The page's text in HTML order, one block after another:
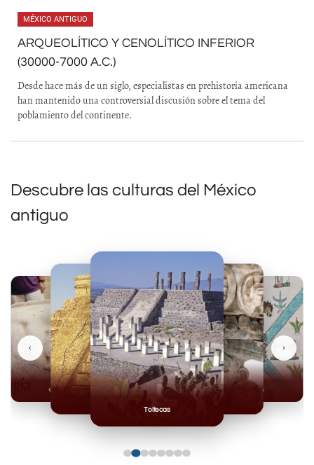
MÉXICO ANTIGUO
ARQUEOLÍTICO Y CENOLÍTICO INFERIOR
(30000-7000 A.C.)
Desde hace más de un siglo, especialistas en prehistoria americana
han mantenido una controversial discusión sobre el tema del
poblamiento del continente.
Descubre las culturas del México
antiguo
Toltecas
Mexicas
Olmecas
‹ ›